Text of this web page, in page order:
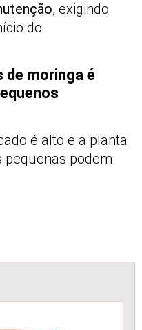
, exigindo
do
de moringa é
é alto e a planta
pequenas podem